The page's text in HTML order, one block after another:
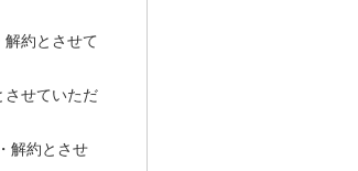
約とさせて
せていただ
解約とさせ